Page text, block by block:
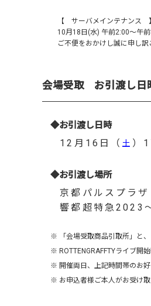
【 サーバメインテナンス
10月18日(水) 午前2:00～午
ご不便をおかけし誠に申し
会場受取 お引渡し日
◆お引渡し日時
12月16日（ 土 ）
◆お引渡し場所
京都パルスプラザ
響都超特急2023
※ 「会場受取商品引取所」と
※ ROTTENGRAFFTYライブ開
※ 開催両日、上記時間帯のお
※ お申込者様ご本人がお受け取